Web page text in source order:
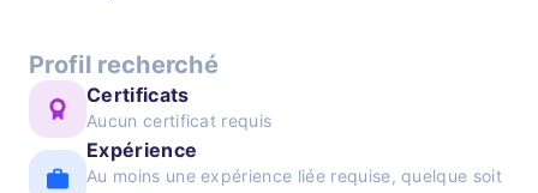
Profil recherché
Certificats
Aucun certificat requis
Expérience
Au moins une expérience liée requise, quelque soit